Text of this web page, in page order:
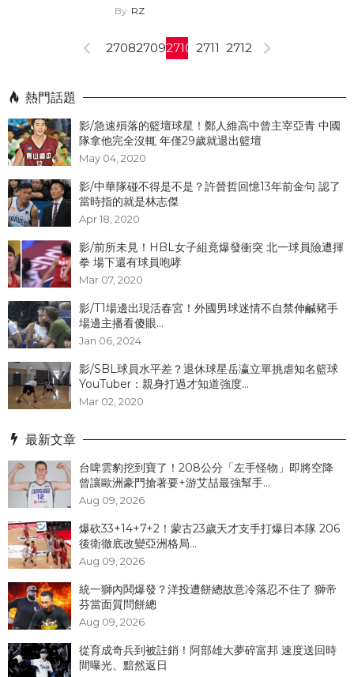
驚呼連連...
RZ
270827092710 2711 2712
熱門話題
影/急速殞落的籃壇球星！鄭人維高中曾主宰亞青 中國
隊拿他完全沒輒 年僅29歲就退出籃壇
May 04, 2020
影/中華隊碰不得是不是？許晉哲回憶13年前金句 認了
當時指的就是林志傑
Apr 18, 2020
影/前所未見！HBL女子組竟爆發衝突 北一球員險遭揮
拳 場下還有球員咆哮
Mar 07, 2020
影/T1場邊出現活春宮！外國男球迷情不自禁伸鹹豬手
場邊主播看傻眼...
Jan 06, 2024
影/SBL球員水平差？退休球星岳瀛立單挑虐知名籃球
YouTuber：親身打過才知道強度...
Mar 02, 2020
最新文章
台啤雲豹挖到寶了！208公分「左手怪物」即將空降
曾讓歐洲豪門搶著要+游艾喆最強幫手...
Aug 09, 2026
爆砍33+14+7+2！蒙古23歲天才支手打爆日本隊 206
後衛徹底改變亞洲格局...
Aug 09, 2026
統一獅內鬨爆發？洋投遭餅總故意冷落忍不住了 獅帝
芬當面質問餅總
Aug 09, 2026
從育成奇兵到被註銷！阿部雄大夢碎富邦 速度送回時
間曝光、黯然返日